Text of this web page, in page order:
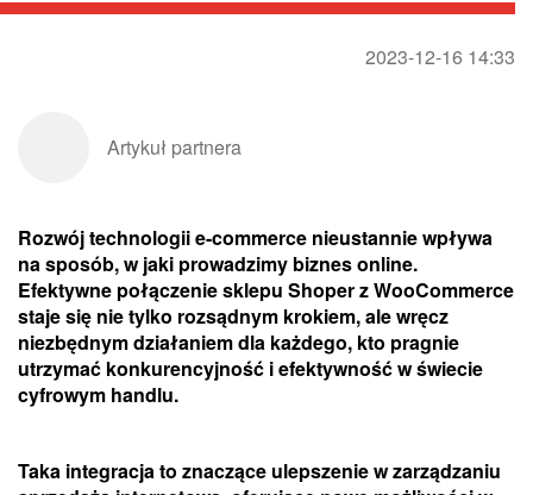
2023-12-16 14:33
Artykuł partnera
Rozwój technologii e-commerce nieustannie wpływa
na sposób, w jaki prowadzimy biznes online.
Efektywne połączenie sklepu Shoper z WooCommerce
staje się nie tylko rozsądnym krokiem, ale wręcz
niezbędnym działaniem dla każdego, kto pragnie
utrzymać konkurencyjność i efektywność w świecie
cyfrowym handlu.
Taka integracja to znaczące ulepszenie w zarządzaniu